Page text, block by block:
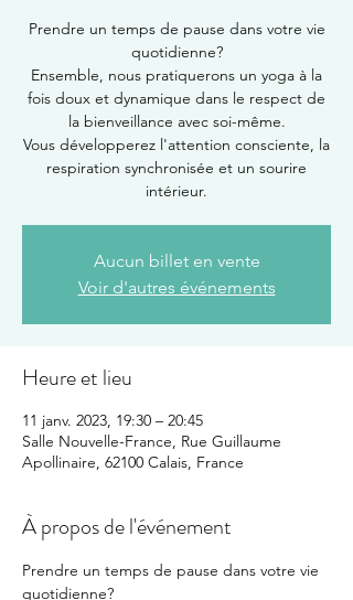
Prendre un temps de pause dans votre vie
quotidienne?
Ensemble, nous pratiquerons un yoga à la
fois doux et dynamique dans le respect de
la bienveillance avec soi-même.
Vous développerez l'attention consciente, la
respiration synchronisée et un sourire
intérieur.
Aucun billet en vente
Voir d'autres événements
Heure et lieu
11 janv. 2023, 19:30 – 20:45
Salle Nouvelle-France, Rue Guillaume
Apollinaire, 62100 Calais, France
À propos de l'événement
Prendre un temps de pause dans votre vie
quotidienne?